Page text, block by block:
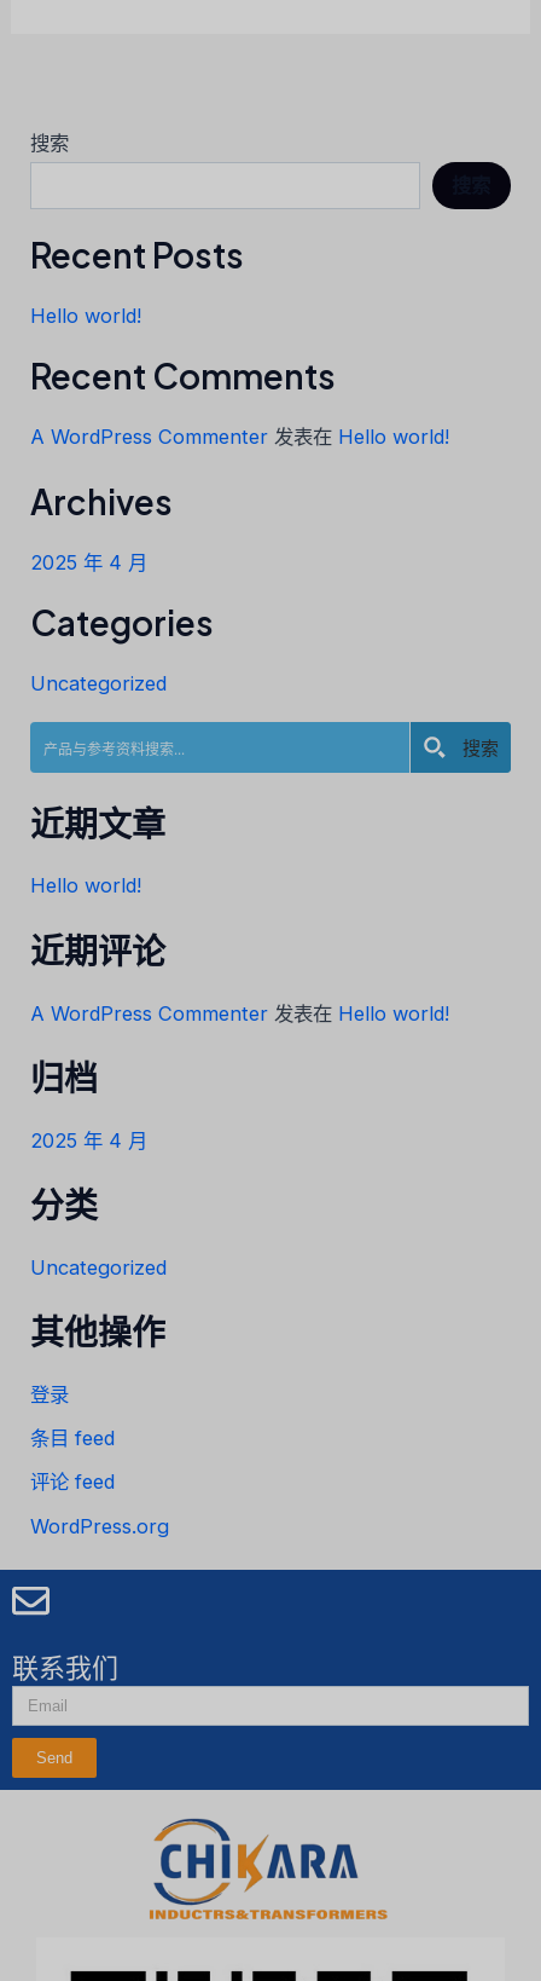
搜索
Recent Posts
Hello world!
Recent Comments
A WordPress Commenter 发表在 Hello world!
Archives
2025 年 4 月
Categories
Uncategorized
搜索
近期文章
Hello world!
近期评论
A WordPress Commenter 发表在 Hello world!
归档
2025 年 4 月
分类
Uncategorized
其他操作
登录
条目 feed
评论 feed
WordPress.org
联系我们
Send